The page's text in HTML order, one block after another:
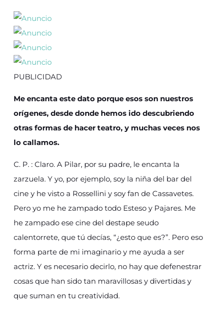
PUBLICIDAD
Me encanta este dato porque esos son nuestros
orígenes, desde donde hemos ido descubriendo
otras formas de hacer teatro, y muchas veces nos
lo callamos.
C. P. : Claro. A Pilar, por su padre, le encanta la
zarzuela. Y yo, por ejemplo, soy la niña del bar del
cine y he visto a Rossellini y soy fan de Cassavetes.
Pero yo me he zampado todo Esteso y Pajares. Me
he zampado ese cine del destape seudo
calentorrete, que tú decías, “¿esto que es?”. Pero eso
forma parte de mi imaginario y me ayuda a ser
actriz. Y es necesario decirlo, no hay que defenestrar
cosas que han sido tan maravillosas y divertidas y
que suman en tu creatividad.